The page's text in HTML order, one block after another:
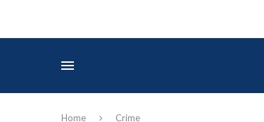
Home Crime